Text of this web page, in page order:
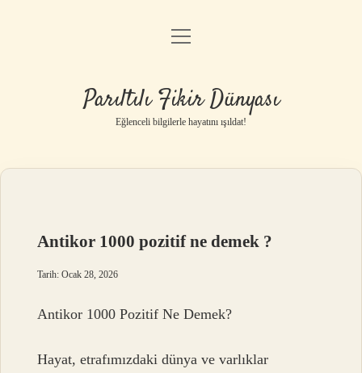
Anasayfa
Yasal Uyarı
menüyü
Parıltılı Fikir Dünyası
Eğlenceli bilgilerle hayatını ışıldat!
Antikor 1000 pozitif ne demek ?
Tarih: Ocak 28, 2026
Antikor 1000 Pozitif Ne Demek?
Hayat, etrafımızdaki dünya ve varlıklar